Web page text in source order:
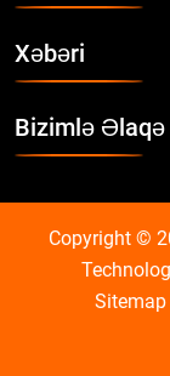
Xəbəri
Bizimlə Əlaqə
Copyright ©
Sitemap